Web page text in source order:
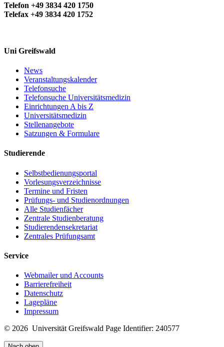
Telefon +49 3834 420 1750
Telefax +49 3834 420 1752
Uni Greifswald
News
Veranstaltungskalender
Telefonsuche
Telefonsuche Universitätsmedizin
Einrichtungen A bis Z
Universitätsmedizin
Stellenangebote
Satzungen & Formulare
Studierende
Selbstbedienungsportal
Vorlesungsverzeichnisse
Termine und Fristen
Prüfungs- und Studienordnungen
Alle Studienfächer
Zentrale Studienberatung
Studierendensekretariat
Zentrales Prüfungsamt
Service
Webmailer und Accounts
Barrierefreiheit
Datenschutz
Lagepläne
Impressum
© 2026 Universität Greifswald Page Identifier: 240577